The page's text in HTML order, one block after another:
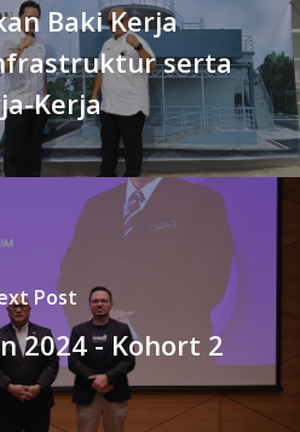
Baki Kerja
serta
Kerja
Post
2024 - Kohort 2